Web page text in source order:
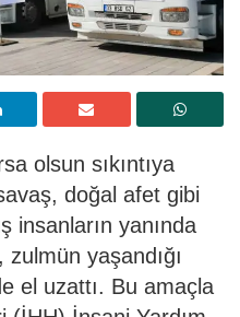
olsun sıkıntıya
doğal afet gibi
insanların yanında
yaşandığı
el uzattı. Bu amaçla